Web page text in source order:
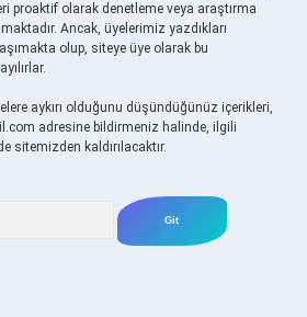
proaktif olarak denetleme veya araştırma
Ancak, üyelerimiz yazdıkları
olup, siteye üye olarak bu
aykırı olduğunu düşündüğünüz içerikleri,
adresine bildirmeniz halinde, ilgili
sitemizden kaldırılacaktır.